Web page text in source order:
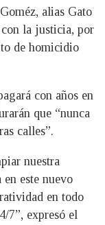
alias Gato
la justicia, por
de homicidio
con años en
que “nunca
calles”.
nuestra
en este nuevo
en todo
7”, expresó el